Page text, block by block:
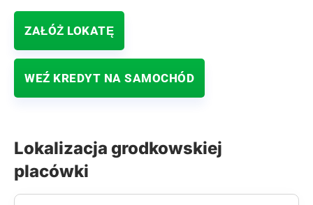
ZAŁÓŻ LOKATĘ
WEŹ KREDYT NA SAMOCHÓD
Lokalizacja grodkowskiej
placówki